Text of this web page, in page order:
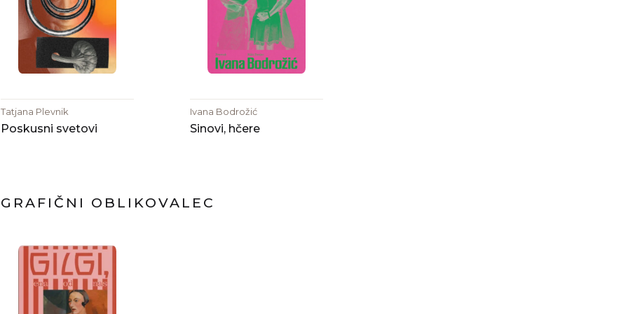
Tatjana Plevnik
Poskusni svetovi
Ivana Bodrožić
Sinovi, hčere
GRAFIČNI OBLIKOVALEC